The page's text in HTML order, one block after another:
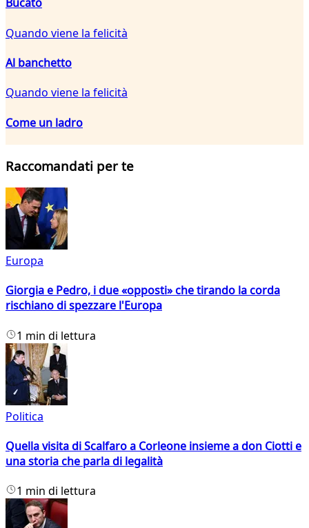
Bucato
Quando viene la felicità
Al banchetto
Quando viene la felicità
Come un ladro
Raccomandati per te
Europa
Giorgia e Pedro, i due «opposti» che tirando la corda
rischiano di spezzare l'Europa
1 min di lettura
Politica
Quella visita di Scalfaro a Corleone insieme a don Ciotti e
una storia che parla di legalità
1 min di lettura